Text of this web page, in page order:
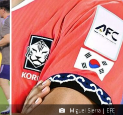
Miguel Sierra | EFE